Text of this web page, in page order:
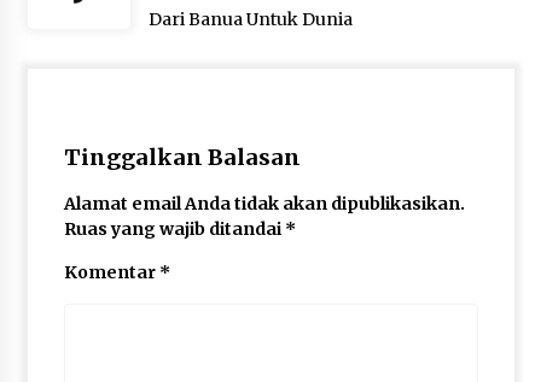
Dari Banua Untuk Dunia
Tinggalkan Balasan
Alamat email Anda tidak akan dipublikasikan.
Ruas yang wajib ditandai *
Komentar *